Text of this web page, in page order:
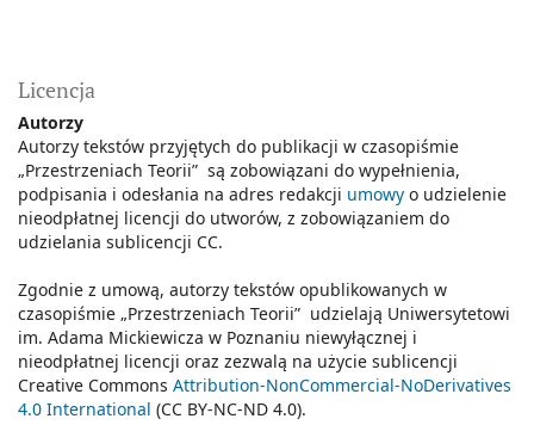
Licencja
Autorzy
Autorzy tekstów przyjętych do publikacji w czasopiśmie
„Przestrzeniach Teorii” są zobowiązani do wypełnienia,
podpisania i odesłania na adres redakcji umowy o udzielenie
nieodpłatnej licencji do utworów, z zobowiązaniem do
udzielania sublicencji CC.
Zgodnie z umową, autorzy tekstów opublikowanych w
czasopiśmie „Przestrzeniach Teorii” udzielają Uniwersytetowi
im. Adama Mickiewicza w Poznaniu niewyłącznej i
nieodpłatnej licencji oraz zezwalą na użycie sublicencji
Creative Commons Attribution-NonCommercial-NoDerivatives
4.0 International (CC BY-NC-ND 4.0).